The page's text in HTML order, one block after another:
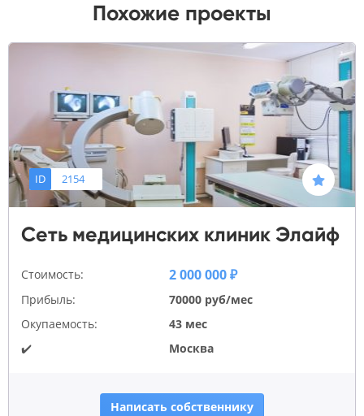
Похожие проекты
ID 2154
Сеть медицинских клиник Элайф
Стоимость: 2 000 000 ₽
Прибыль:
70000 руб/мес
Окупаемость:
43 мес
✔️
Москва
Написать собственнику